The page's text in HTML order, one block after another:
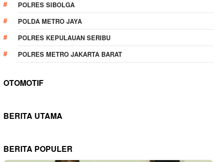
POLRES SIBOLGA
POLDA METRO JAYA
POLRES KEPULAUAN SERIBU
POLRES METRO JAKARTA BARAT
OTOMOTIF
BERITA UTAMA
BERITA POPULER